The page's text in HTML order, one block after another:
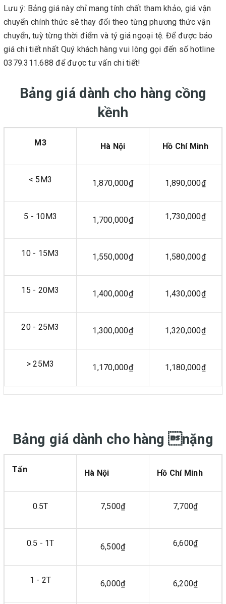
Lưu ý: Bảng giá này chỉ mang tính chất tham khảo, giá vận
chuyển chính thức sẽ thay đổi theo từng phương thức vận
chuyển, tuỳ từng thời điểm và tỷ giá ngoại tệ. Để được báo
giá chi tiết nhất Quý khách hàng vui lòng gọi đến số hotline
0379.311.688 để được tư vấn chi tiết!
Bảng giá dành cho hàng cồng
kềnh
M3 Hà Nội Hồ Chí Minh
< 5M3 1,870,000₫ 1,890,000₫
5 - 10M3 1,700,000₫ 1,730,000₫
10 - 15M3 1,550,000₫ 1,580,000₫
15 - 20M3 1,400,000₫ 1,430,000₫
20 - 25M3 1,300,000₫ 1,320,000₫
> 25M3 1,170,000₫ 1,180,000₫
Bảng giá dành cho hàng nặng
Tấn Hà Nội Hồ Chí Minh
0.5T 7,500₫ 7,700₫
0.5 - 1T 6,500₫ 6,600₫
1 - 2T 6,000₫ 6,200₫